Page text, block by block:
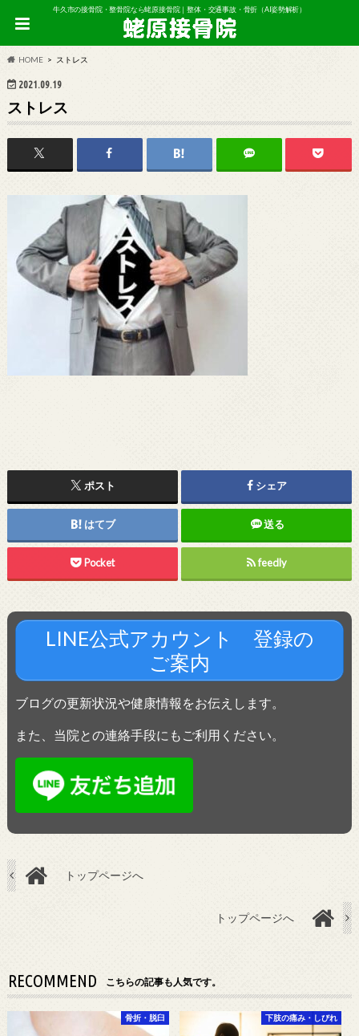
牛久市の接骨院・整骨院なら蛯原接骨院｜整体・交通事故・骨折（AI姿勢解析）
HOME ストレス
2021.09.19
ストレス
ポスト シェア
はてブ 送る
Pocket feedly
LINE公式アカウント 登録の
ご案内
ブログの更新状況や健康情報をお伝えします。
また、当院との連絡手段にもご利用ください。
トップページへ
トップページへ
RECOMMEND こちらの記事も人気です。
骨折・脱臼 下肢の痛み・しびれ